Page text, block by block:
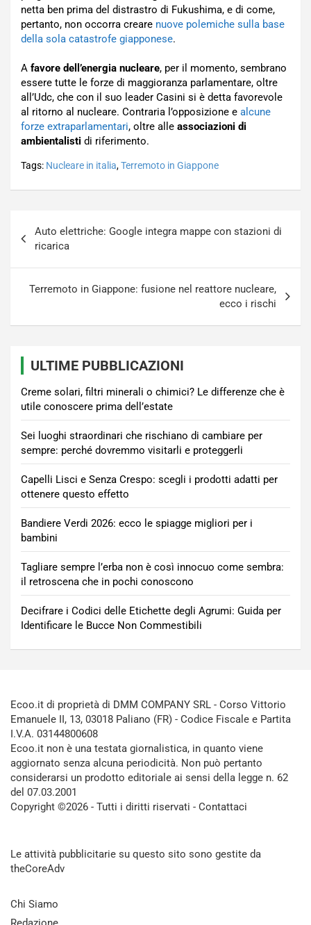
netta ben prima del distrastro di Fukushima, e di come,
pertanto, non occorra creare nuove polemiche sulla base
della sola catastrofe giapponese.
A favore dell’energia nucleare, per il momento, sembrano
essere tutte le forze di maggioranza parlamentare, oltre
all’Udc, che con il suo leader Casini si è detta favorevole
al ritorno al nucleare. Contraria l’opposizione e alcune
forze extraparlamentari, oltre alle associazioni di
ambientalisti di riferimento.
Tags: Nucleare in italia,Terremoto in Giappone
articoli
Auto elettriche: Google integra mappe con stazioni di
ricarica
Terremoto in Giappone: fusione nel reattore nucleare,
ecco i rischi
ULTIME PUBBLICAZIONI
Creme solari, filtri minerali o chimici? Le differenze che è
utile conoscere prima dell’estate
Sei luoghi straordinari che rischiano di cambiare per
sempre: perché dovremmo visitarli e proteggerli
Capelli Lisci e Senza Crespo: scegli i prodotti adatti per
ottenere questo effetto
Bandiere Verdi 2026: ecco le spiagge migliori per i
bambini
Tagliare sempre l’erba non è così innocuo come sembra:
il retroscena che in pochi conoscono
Decifrare i Codici delle Etichette degli Agrumi: Guida per
Identificare le Bucce Non Commestibili
Ecoo.it di proprietà di DMM COMPANY SRL - Corso Vittorio
Emanuele II, 13, 03018 Paliano (FR) - Codice Fiscale e Partita
I.V.A. 03144800608
Ecoo.it non è una testata giornalistica, in quanto viene
aggiornato senza alcuna periodicità. Non può pertanto
considerarsi un prodotto editoriale ai sensi della legge n. 62
del 07.03.2001
Copyright ©2026 - Tutti i diritti riservati - Contattaci
Le attività pubblicitarie su questo sito sono gestite da
theCoreAdv
Chi Siamo